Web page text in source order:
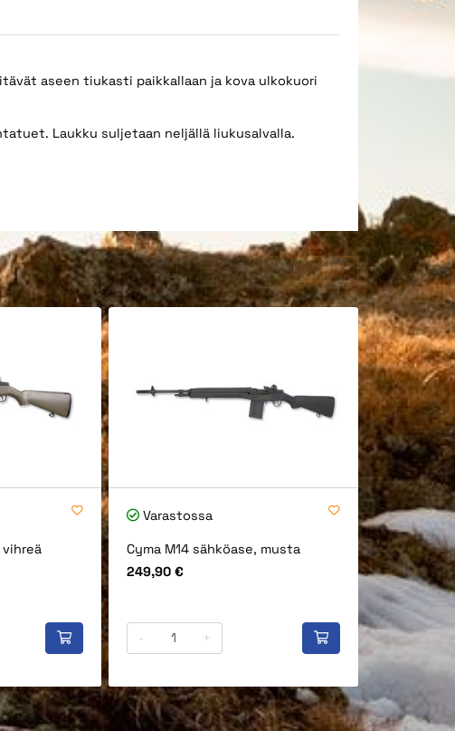
aseen tiukasti paikkallaan ja kova ulkokuori
Laukku suljetaan neljällä liukusalvalla.
vihreä
Varastossa
Cyma M14 sähköase, musta
Hinta
249,90 €
- +